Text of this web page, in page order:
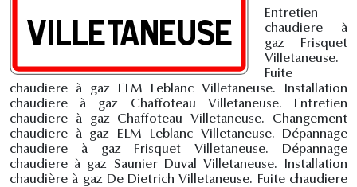
Entretien
chaudiere à
gaz Frisquet
Villetaneuse.
Fuite
chaudiere à gaz ELM Leblanc Villetaneuse. Installation
chaudiere à gaz Chaffoteau Villetaneuse. Entretien
chaudiere à gaz Chaffoteau Villetaneuse. Changement
chaudiere à gaz ELM Leblanc Villetaneuse. Dépannage
chaudiere à gaz Frisquet Villetaneuse. Dépannage
chaudiere à gaz Saunier Duval Villetaneuse. Installation
chaudière à gaz De Dietrich Villetaneuse. Fuite chaudiere